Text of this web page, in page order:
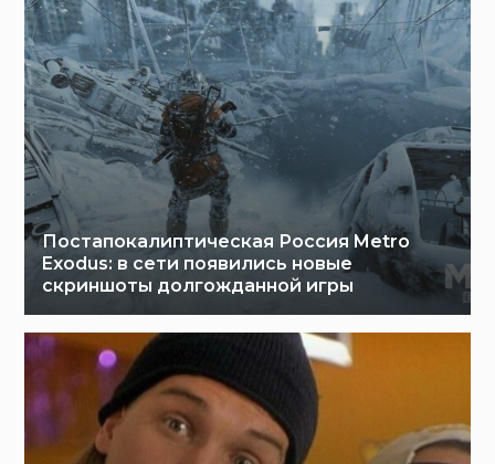
Постапокалиптическая Россия Metro
Exodus: в сети появились новые
скриншоты долгожданной игры